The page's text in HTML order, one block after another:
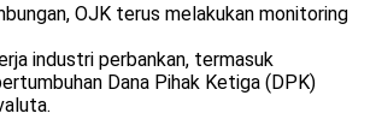
OJK terus melakukan monitoring
industri perbankan, termasuk
Dana Pihak Ketiga (DPK)